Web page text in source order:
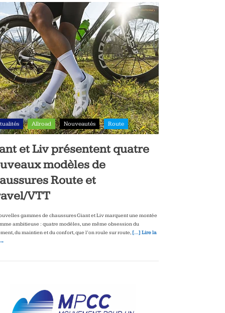
Allroad Nouveautés Route
et Liv présentent quatre
modèles de
Route et
VTT
gammes de chaussures Giant et Liv marquent une montée
ambitieuse : quatre modèles, une même obsession du
du maintien et du confort, que l’on roule sur route, […] Lire la